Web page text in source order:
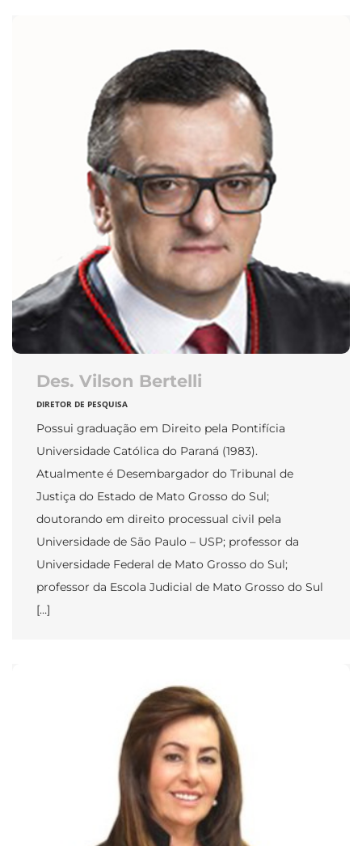
Des. Vilson Bertelli
DIRETOR DE PESQUISA
Possui graduação em Direito pela Pontifícia
Universidade Católica do Paraná (1983).
Atualmente é Desembargador do Tribunal de
Justiça do Estado de Mato Grosso do Sul;
doutorando em direito processual civil pela
Universidade de São Paulo – USP; professor da
Universidade Federal de Mato Grosso do Sul;
professor da Escola Judicial de Mato Grosso do Sul
[…]